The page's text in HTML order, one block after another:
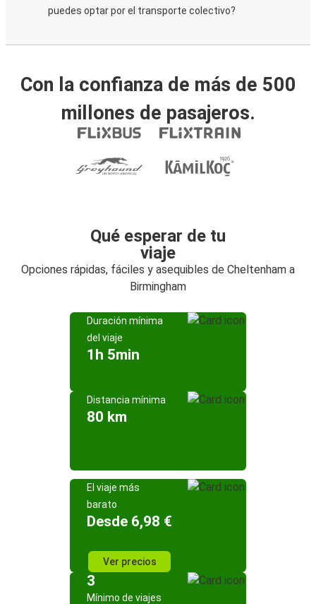
puedes optar por el transporte colectivo?
Con la confianza de más de 500
millones de pasajeros.
Qué esperar de tu
viaje
Opciones rápidas, fáciles y asequibles de Cheltenham a
Birmingham
Duración mínima
del viaje
1h 5min
Distancia mínima
80 km
El viaje más
barato
Desde 6,98 €
Ver precios
3
Mínimo de viajes